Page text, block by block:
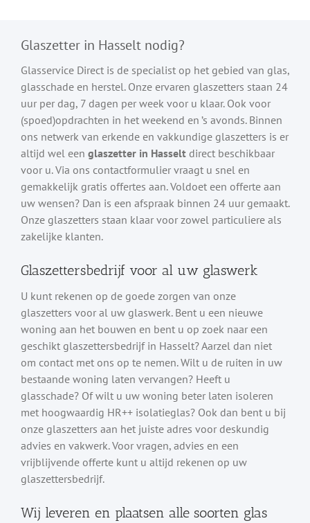
Glaszetter in Hasselt nodig?
Glasservice Direct is de specialist op het gebied van glas,
glasschade en herstel. Onze ervaren glaszetters staan 24
uur per dag, 7 dagen per week voor u klaar. Ook voor
(spoed)opdrachten in het weekend en ’s avonds. Binnen
ons netwerk van erkende en vakkundige glaszetters is er
altijd wel een glaszetter in Hasselt direct beschikbaar
voor u. Via ons contactformulier vraagt u snel en
gemakkelijk gratis offertes aan. Voldoet een offerte aan
uw wensen? Dan is een afspraak binnen 24 uur gemaakt.
Onze glaszetters staan klaar voor zowel particuliere als
zakelijke klanten.
Glaszettersbedrijf voor al uw glaswerk
U kunt rekenen op de goede zorgen van onze
glaszetters voor al uw glaswerk. Bent u een nieuwe
woning aan het bouwen en bent u op zoek naar een
geschikt glaszettersbedrijf in Hasselt? Aarzel dan niet
om contact met ons op te nemen. Wilt u de ruiten in uw
bestaande woning laten vervangen? Heeft u
glasschade? Of wilt u uw woning beter laten isoleren
met hoogwaardig HR++ isolatieglas? Ook dan bent u bij
onze glaszetters aan het juiste adres voor deskundig
advies en vakwerk. Voor vragen, advies en een
vrijblijvende offerte kunt u altijd rekenen op uw
glaszettersbedrijf.
Wij leveren en plaatsen alle soorten glas